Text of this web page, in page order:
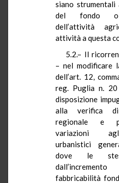
siano strumentali
del fondo o
dell’attività
attività a questa
5.2.– Il
– nel modificare
dell’art. 12,
reg. Puglia n.
disposizione
alla verifica di
regionale e
variazioni
urbanistici
dove le
fabbricabilità